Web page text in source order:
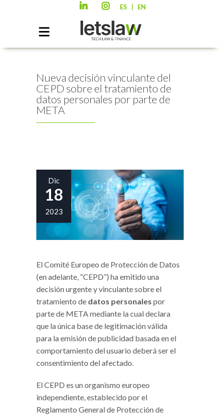
ES EN
Nueva decisión vinculante del
CEPD sobre el tratamiento de
datos personales por parte de
META
Dic
18
2023
El Comité Europeo de Protección de Datos
(en adelante, “CEPD”) ha emitido una
decisión urgente y vinculante sobre el
tratamiento de datos personales por
parte de META mediante la cual declara
que la única base de legitimación válida
para la emisión de publicidad basada en el
comportamiento del usuario deberá ser el
consentimiento del afectado.
El CEPD es un organismo europeo
independiente, establecido por el
Reglamento General de Protección de